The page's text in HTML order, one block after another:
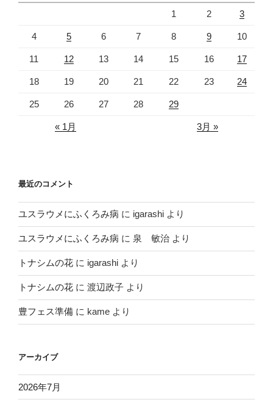
1 2 3
4 5 6 7 8 9 10
11 12 13 14 15 16 17
18 19 20 21 22 23 24
25 26 27 28 29
« 1月 3月 »
最近のコメント
ユスラウメにふくろみ病 に igarashi より
ユスラウメにふくろみ病 に 泉 敏治 より
トナシムの花 に igarashi より
トナシムの花 に 渡辺政子 より
豊フェス準備 に kame より
アーカイブ
2026年7月